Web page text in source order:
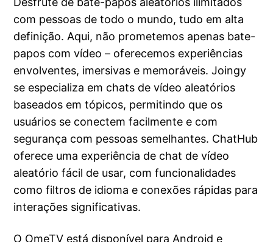
com pessoas de todo o mundo, tudo em alta
definição. Aqui, não prometemos apenas bate-
papos com vídeo – oferecemos experiências
envolventes, imersivas e memoráveis. Joingy
se especializa em chats de vídeo aleatórios
baseados em tópicos, permitindo que os
usuários se conectem facilmente e com
segurança com pessoas semelhantes. ChatHub
oferece uma experiência de chat de vídeo
aleatório fácil de usar, com funcionalidades
como filtros de idioma e conexões rápidas para
interações significativas.
O OmeTV está disponível para Android e